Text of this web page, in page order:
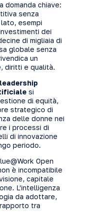
domanda chiave:
senza
esempi
dei
di migliaia di
globale senza
un
diritti e qualità.
leadership
si
di equità,
strategico di
delle donne nei
i processi di
di innovazione
periodo.
Open
è incompatibile
capitale
L’intelligenza
da adottare,
tra